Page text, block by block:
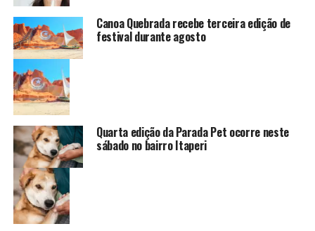
Canoa Quebrada recebe terceira edição de
festival durante agosto
Quarta edição da Parada Pet ocorre neste
sábado no bairro Itaperi